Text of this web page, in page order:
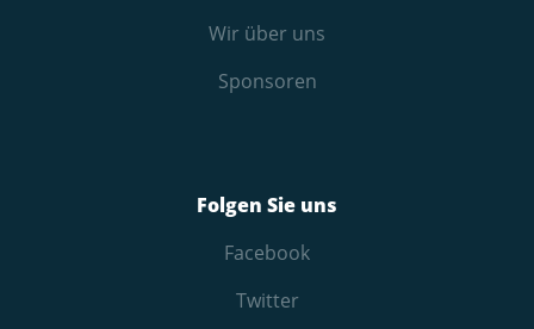
Wir über uns
Sponsoren
Folgen Sie uns
Facebook
Twitter